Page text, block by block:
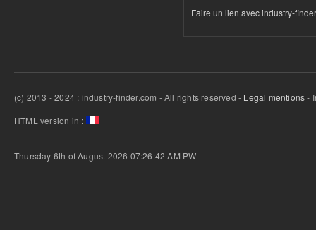
Faire un lien avec industry-finder
(c) 2013 - 2024 : industry-finder.com - All rights reserved - Legal mentions-
HTML version in :
Thursday 6th of August 2026 07:26:42 AM PW